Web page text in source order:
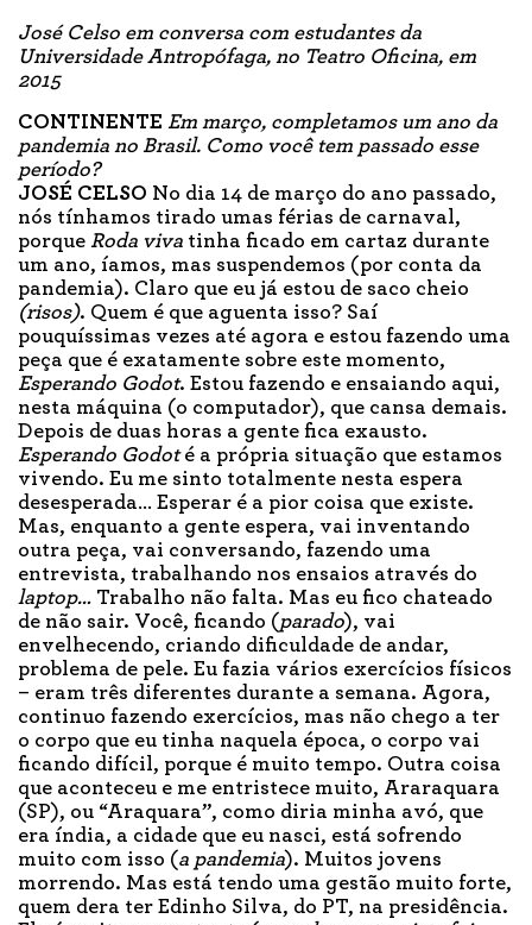
José Celso em conversa com estudantes da
Universidade Antropófaga, no Teatro Oficina, em
2015
CONTINENTE Em março, completamos um ano da
pandemia no Brasil. Como você tem passado esse
período?
JOSÉ CELSO No dia 14 de março do ano passado,
nós tínhamos tirado umas férias de carnaval,
porque Roda viva tinha ficado em cartaz durante
um ano, íamos, mas suspendemos (por conta da
pandemia). Claro que eu já estou de saco cheio
(risos). Quem é que aguenta isso? Saí
pouquíssimas vezes até agora e estou fazendo uma
peça que é exatamente sobre este momento,
Esperando Godot. Estou fazendo e ensaiando aqui,
nesta máquina (o computador), que cansa demais.
Depois de duas horas a gente fica exausto.
Esperando Godoté a própria situação que estamos
vivendo. Eu me sinto totalmente nesta espera
desesperada… Esperar é a pior coisa que existe.
Mas, enquanto a gente espera, vai inventando
outra peça, vai conversando, fazendo uma
entrevista, trabalhando nos ensaios através do
laptop… Trabalho não falta. Mas eu fico chateado
de não sair. Você, ficando (parado), vai
envelhecendo, criando dificuldade de andar,
problema de pele. Eu fazia vários exercícios físicos
– eram três diferentes durante a semana. Agora,
continuo fazendo exercícios, mas não chego a ter
o corpo que eu tinha naquela época, o corpo vai
ficando difícil, porque é muito tempo. Outra coisa
que aconteceu e me entristece muito, Araraquara
(SP), ou “Araquara”, como diria minha avó, que
era índia, a cidade que eu nasci, está sofrendo
muito com isso (a pandemia). Muitos jovens
morrendo. Mas está tendo uma gestão muito forte,
quem dera ter Edinho Silva, do PT, na presidência.